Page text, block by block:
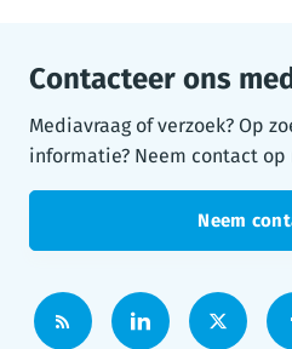
Contacteer ons
Mediavraag of verzoek? Op
informatie? Neem contact
Neem